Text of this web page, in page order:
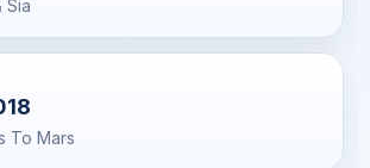
Sia
To Mars